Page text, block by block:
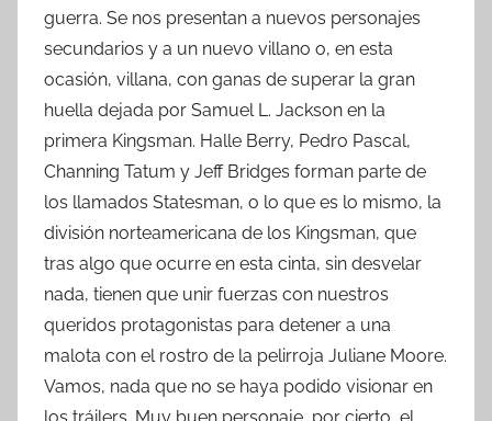
guerra. Se nos presentan a nuevos personajes
secundarios y a un nuevo villano o, en esta
ocasión, villana, con ganas de superar la gran
huella dejada por Samuel L. Jackson en la
primera Kingsman. Halle Berry, Pedro Pascal,
Channing Tatum y Jeff Bridges forman parte de
los llamados Statesman, o lo que es lo mismo, la
división norteamericana de los Kingsman, que
tras algo que ocurre en esta cinta, sin desvelar
nada, tienen que unir fuerzas con nuestros
queridos protagonistas para detener a una
malota con el rostro de la pelirroja Juliane Moore.
Vamos, nada que no se haya podido visionar en